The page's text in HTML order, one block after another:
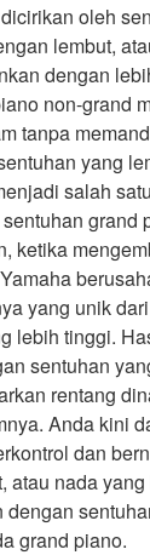
oleh
lembut,
dengan
non-grand
tanpa
yang
salah
grand
ketika
yang unik
lebih tinggi.
sentuhan
rentang
Anda kini
dan
atau nada
grand piano.